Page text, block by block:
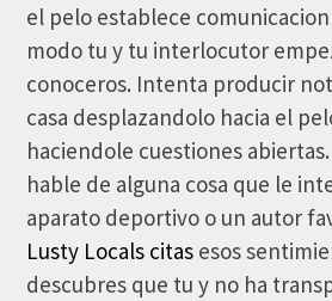
el pelo establece comunicacion
modo tu y tu interlocutor
conoceros. Intenta producir
casa desplazandolo hacia el
haciendole cuestiones
hable de alguna cosa que le
aparato deportivo o un autor
Lusty Locals citas esos
descubres que tu y no ha